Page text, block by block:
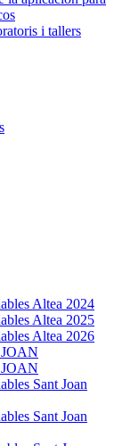
i tallers
Altea 2024
Altea 2025
Altea 2026
Sant Joan
Sant Joan